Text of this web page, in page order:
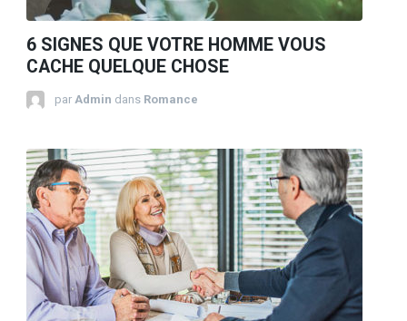
6 SIGNES QUE VOTRE HOMME VOUS
CACHE QUELQUE CHOSE
par Admin dans Romance